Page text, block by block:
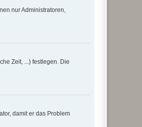
nur Administratoren,
Zeit, ...) festlegen. Die
damit er das Problem